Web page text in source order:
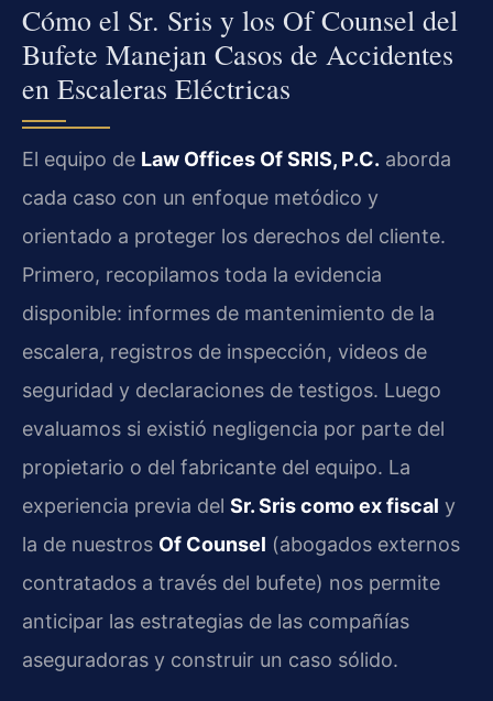
Cómo el Sr. Sris y los Of Counsel del
Bufete Manejan Casos de Accidentes
en Escaleras Eléctricas
El equipo de Law Offices Of SRIS, P.C. aborda
cada caso con un enfoque metódico y
orientado a proteger los derechos del cliente.
Primero, recopilamos toda la evidencia
disponible: informes de mantenimiento de la
escalera, registros de inspección, videos de
seguridad y declaraciones de testigos. Luego
evaluamos si existió negligencia por parte del
propietario o del fabricante del equipo. La
experiencia previa del Sr. Sris como ex fiscal y
la de nuestros Of Counsel (abogados externos
contratados a través del bufete) nos permite
anticipar las estrategias de las compañías
aseguradoras y construir un caso sólido.